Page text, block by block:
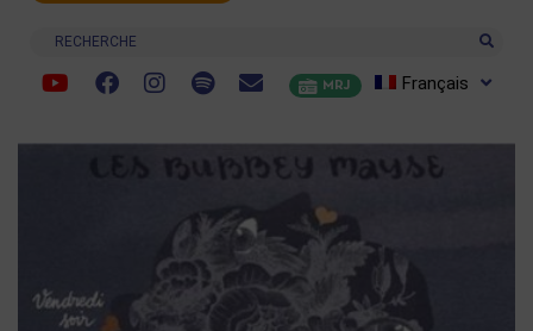
Recherche
MRJ Français